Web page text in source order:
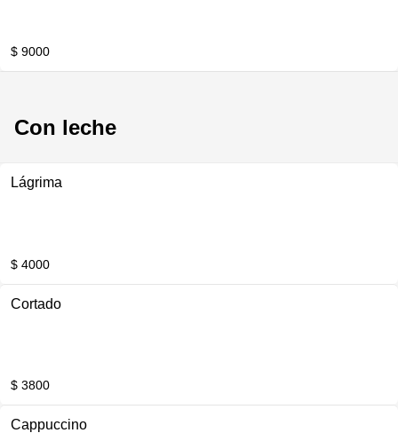
$ 9000
Con leche
Lágrima
$ 4000
Cortado
$ 3800
Cappuccino